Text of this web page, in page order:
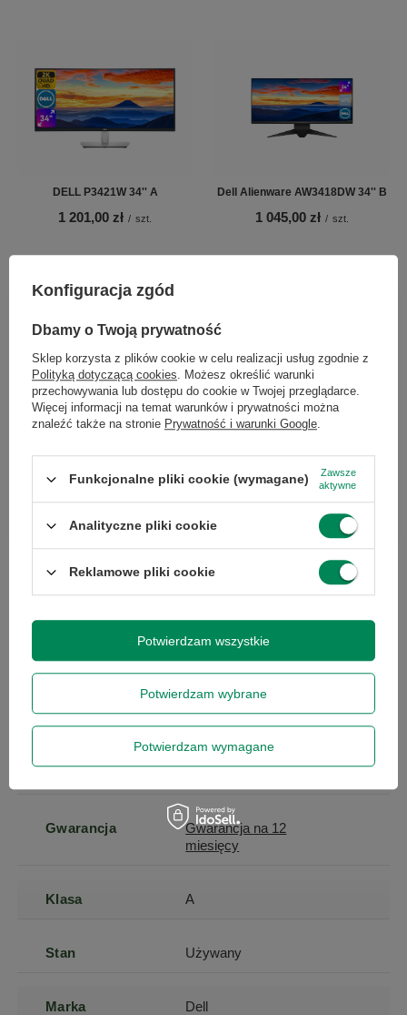
DELL P3421W 34'' A
1 201,00 zł / szt.
Dell Alienware AW3418DW 34'' B
1 045,00 zł / szt.
Chcesz się w czymś upewnić lub
masz dodatkowe pytanie?
Skorzystaj z naszej pomocy!
+48 796 758 658
info@greencomputers.pl
Zapytaj o ten produkt
Specyfikacja
Gwarancja
Gwarancja na 12
miesięcy
Klasa A
Stan Używany
Marka Dell
Konfiguracja zgód
Dbamy o Twoją prywatność
Sklep korzysta z plików cookie w celu realizacji usług zgodnie z
Polityką dotyczącą cookies. Możesz określić warunki
przechowywania lub dostępu do cookie w Twojej przeglądarce.
Więcej informacji na temat warunków i prywatności można
znaleźć także na stronie Prywatność i warunki Google.
Funkcjonalne pliki cookie (wymagane)
Zawsze
aktywne
Analityczne pliki cookie
Reklamowe pliki cookie
Potwierdzam wybrane
Potwierdzam wymagane
Potwierdzam wszystkie